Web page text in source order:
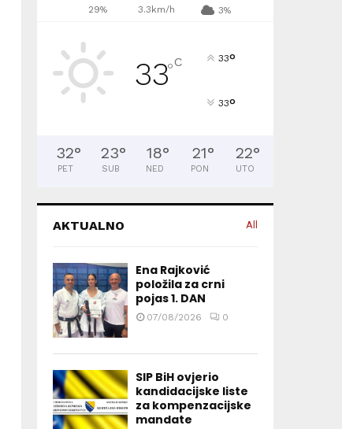
29% 3.3km/h 3%
33°C 33°
33°
32°
PET
23°
SUB
18°
NED
21°
PON
22°
UTO
AKTUALNO All
Ena Rajković
položila za crni
pojas 1. DAN
07/08/2026 0
SIP BiH ovjerio
kandidacijske liste
za kompenzacijske
mandate